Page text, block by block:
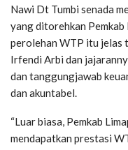
Nawi Dt Tumbi senada
yang ditorehkan
perolehan WTP itu jelas
Irfendi Arbi dan
dan tanggungjawab
dan akuntabel.
“Luar biasa, Pemkab
mendapatkan prestasi